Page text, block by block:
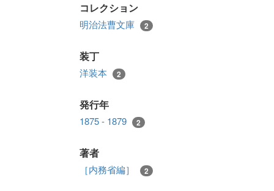
コレクション
明治法曹文庫 2
装丁
洋装本 2
発行年
1875 - 1879 2
著者
［内務省編］ 2